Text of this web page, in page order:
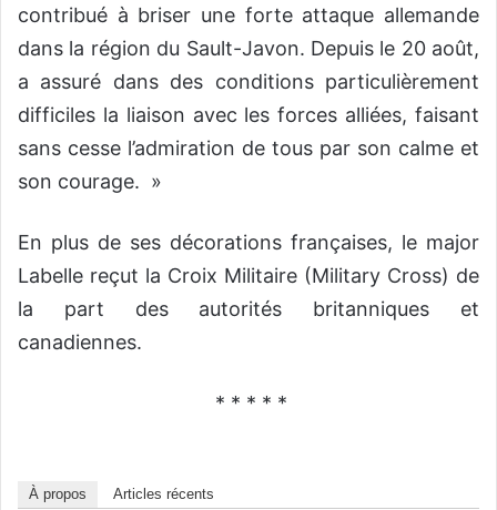
contribué à briser une forte attaque allemande
dans la région du Sault-Javon. Depuis le 20 août,
a assuré dans des conditions particulièrement
difficiles la liaison avec les forces alliées, faisant
sans cesse l’admiration de tous par son calme et
son courage. »
En plus de ses décorations françaises, le major
Labelle reçut la Croix Militaire (Military Cross) de
la part des autorités britanniques et
canadiennes.
* * * * *
À propos Articles récents